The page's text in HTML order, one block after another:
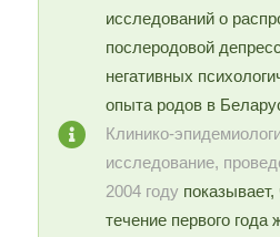
исследований о
послеродовой
негативных
опыта родов в
Клинико-
исследование,
2004 годупоказывает,
течение первого года